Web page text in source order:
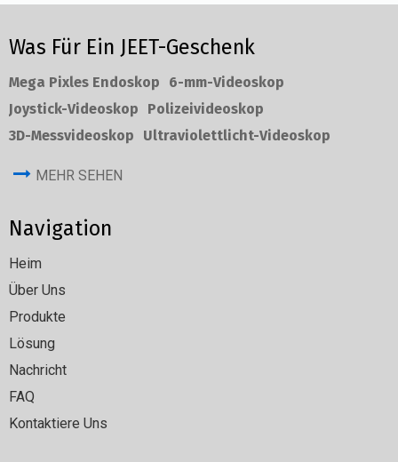
Was Für Ein JEET-Geschenk
Mega Pixles Endoskop
6-mm-Videoskop
Joystick-Videoskop
Polizeivideoskop
3D-Messvideoskop
Ultraviolettlicht-Videoskop
MEHR SEHEN
Navigation
Heim
Über Uns
Produkte
Lösung
Nachricht
FAQ
Kontaktiere Uns